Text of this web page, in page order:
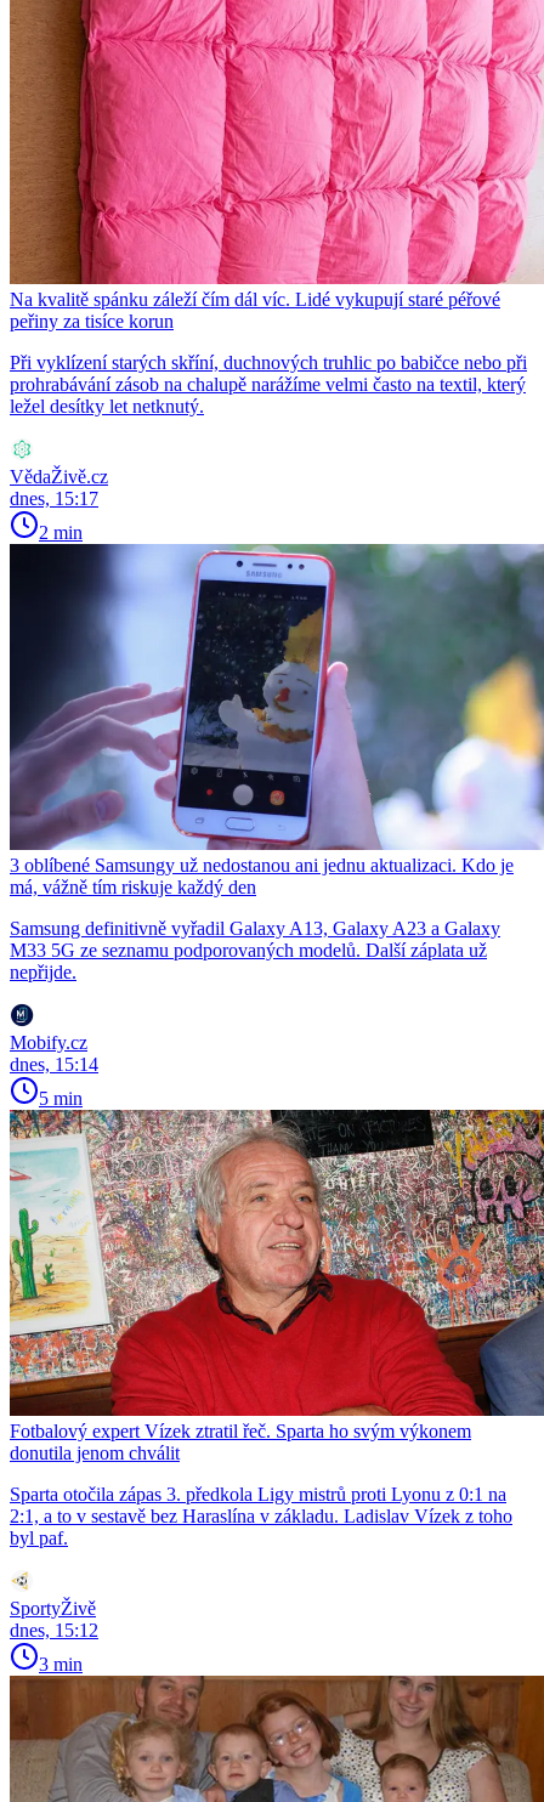
Na kvalitě spánku záleží čím dál víc. Lidé vykupují staré péřové
peřiny za tisíce korun
Při vyklízení starých skříní, duchnových truhlic po babičce nebo při
prohrabávání zásob na chalupě narážíme velmi často na textil, který
ležel desítky let netknutý.
VědaŽivě.cz
dnes, 15:17
2 min
3 oblíbené Samsungy už nedostanou ani jednu aktualizaci. Kdo je
má, vážně tím riskuje každý den
Samsung definitivně vyřadil Galaxy A13, Galaxy A23 a Galaxy
M33 5G ze seznamu podporovaných modelů. Další záplata už
nepřijde.
Mobify.cz
dnes, 15:14
5 min
Fotbalový expert Vízek ztratil řeč. Sparta ho svým výkonem
donutila jenom chválit
Sparta otočila zápas 3. předkola Ligy mistrů proti Lyonu z 0:1 na
2:1, a to v sestavě bez Haraslína v základu. Ladislav Vízek z toho
byl paf.
SportyŽivě
dnes, 15:12
3 min